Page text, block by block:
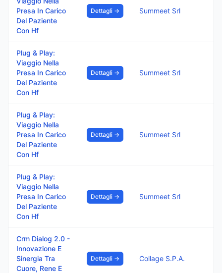
Presa In Carico
Del Paziente
Con Hf
Dettagli → Summeet Srl
Plug & Play:
Viaggio Nella
Presa In Carico
Del Paziente
Con Hf
Dettagli → Summeet Srl
Plug & Play:
Viaggio Nella
Presa In Carico
Del Paziente
Con Hf
Dettagli → Summeet Srl
Plug & Play:
Viaggio Nella
Presa In Carico
Del Paziente
Con Hf
Dettagli → Summeet Srl
Crm Dialog 2.0 -
Innovazione E
Sinergia Tra
Cuore, Rene E
Dettagli → Collage S.P.A.